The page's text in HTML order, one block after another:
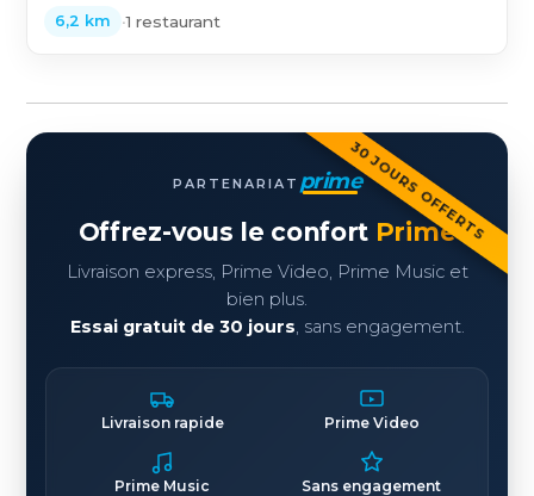
6,2 km •1 restaurant
30 JOURS OFFERTS
PARTENARIAT prime
Offrez-vous le confort Prime
Livraison express, Prime Video, Prime Music et
bien plus.
Essai gratuit de 30 jours, sans engagement.
Livraison rapide Prime Video
Prime Music Sans engagement